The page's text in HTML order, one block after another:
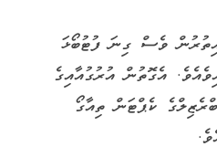
ވެސް ގިނަ ފުޓުބޯޅަ
އެގޮތުން އުރުގުއާއިގެ
ކެޕްޓަން ތިއާގޯ